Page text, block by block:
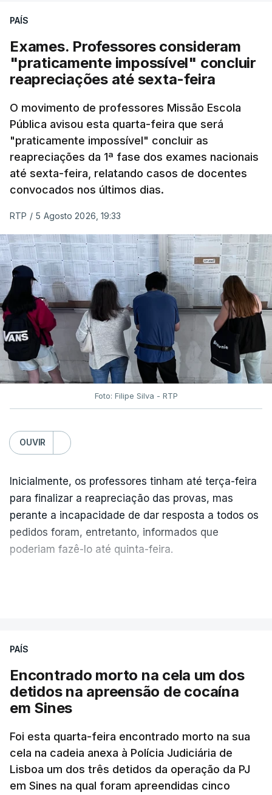
PAÍS
Exames. Professores consideram
"praticamente impossível" concluir
reapreciações até sexta-feira
O movimento de professores Missão Escola
Pública avisou esta quarta-feira que será
"praticamente impossível" concluir as
reapreciações da 1ª fase dos exames nacionais
até sexta-feira, relatando casos de docentes
convocados nos últimos dias.
RTP / 5 Agosto 2026, 19:33
Foto: Filipe Silva - RTP
OUVIR
Inicialmente, os professores tinham até terça-feira
para finalizar a reapreciação das provas, mas
perante a incapacidade de dar resposta a todos os
pedidos foram, entretanto, informados que
poderiam fazê-lo até quinta-feira.
No domingo, estavam concluídos cerca de 50 por
cento dos mais de 20 mil pedidos de reapreciação,
mas Cristina Mota, porta-voz da Missão Escola
Pública, tem dúvidas de que o processo esteja
"Durante o fim de semana e nos últimos dias,
apercebamo-nos que ainda estão a ser
convocados professores para reapreciações"
PAÍS
Encontrado morto na cela um dos
detidos na apreensão de cocaína
em Sines
Foi esta quarta-feira encontrado morto na sua
cela na cadeia anexa à Polícia Judiciária de
Lisboa um dos três detidos da operação da PJ
em Sines na qual foram apreendidas cinco